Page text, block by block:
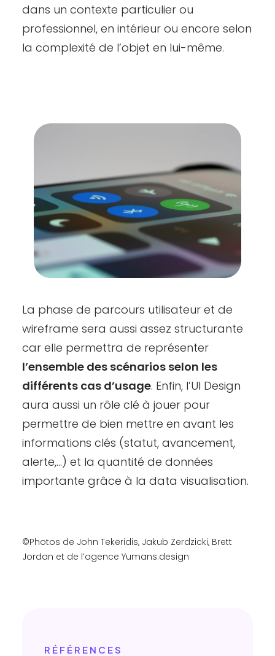
dans un contexte particulier ou
professionnel, en intérieur ou encore selon
la complexité de l’objet en lui-même.
La phase de parcours utilisateur et de
wireframe sera aussi assez structurante
car elle permettra de représenter
l’ensemble des scénarios selon les
différents cas d’usage. Enfin, l’UI Design
aura aussi un rôle clé à jouer pour
permettre de bien mettre en avant les
informations clés (statut, avancement,
alerte,…) et la quantité de données
importante grâce à la data visualisation.
©Photos de John Tekeridis, Jakub Zerdzicki, Brett
Jordan et de l’agence Yumans.design
RÉFÉRENCES